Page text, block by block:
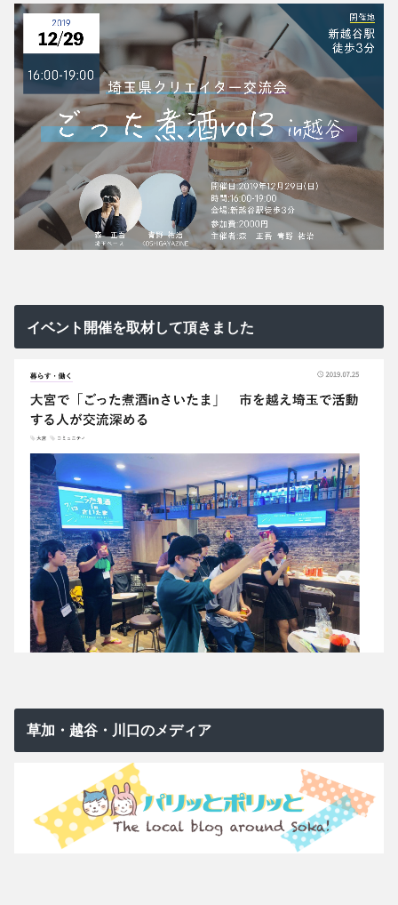
イベント開催を取材して頂きました
草加・越谷・川口のメディア